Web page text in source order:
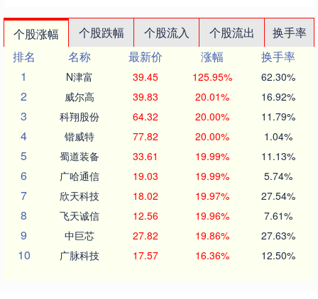
个股涨幅 个股跌幅 个股流入 个股流出
换手率
排名
名称 最新价 涨幅
换手率
1
N津富 39.45 125.95% 62.30%
2 威尔高 39.83 20.01% 16.92%
3 科翔股份 64.32 20.00% 11.79%
4 锴威特 77.82 20.00% 1.04%
5 蜀道装备 33.61 19.99% 11.13%
6 广哈通信 19.03 19.99% 5.74%
7 欣天科技 18.02 19.97% 27.54%
8 飞天诚信 12.56 19.96% 7.61%
9 中巨芯 27.82 19.86% 27.63%
10 广脉科技 17.57 16.36% 12.50%